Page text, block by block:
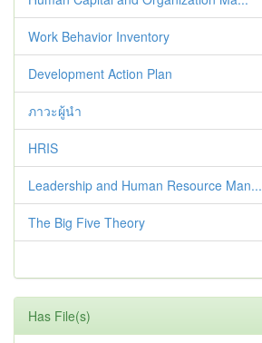
Work Behavior Inventory
Development Action Plan
ภาวะผู้นำ
HRIS
Leadership and Human Resource Man...
The Big Five Theory
Has File(s)